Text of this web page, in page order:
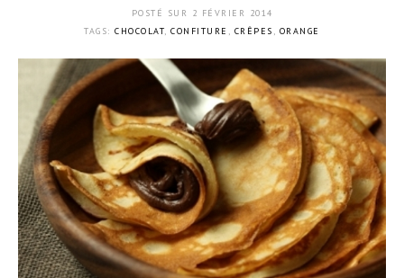
POSTÉ SUR
2 FÉVRIER 2014
TAGS:CHOCOLAT,CONFITURE , CRÊPES , ORANGE